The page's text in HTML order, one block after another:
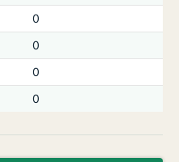
0
0
0
0